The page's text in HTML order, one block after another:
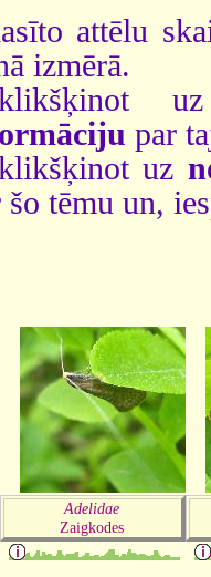
attēlu
izmērā.
par
uz
šo tēmu un,
Adelidae
Zaigkodes